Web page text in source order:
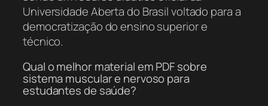
Universidade Aberta do Brasil voltado para a
democratização do ensino superior e
técnico.
Qual o melhor material em PDF sobre
sistema muscular e nervoso para
estudantes de saúde?